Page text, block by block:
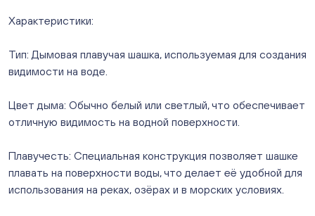
Нет в наличии
12А)
ежедневно с 10:00 до 20:00
Слава. Копейск, пр.Славы 8/1 (Копейск, пр. Славы
ежедневно с 10:00 до 20:00
Слон. Миасс, Автозаводцев (ТК Слон, г. Миасс)
Нет в наличии
Сталеваров 5(ЦВЕТЫ) (г. Челябинск, ул. Сталеваров
Характеристики:
Тип: Дымовая плавучая шашка, используемая для создания
видимости на воде.
Цвет дыма: Обычно белый или светлый, что обеспечивает
отличную видимость на водной поверхности.
Плавучесть: Специальная конструкция позволяет шашке
плавать на поверхности воды, что делает её удобной для
использования на реках, озёрах и в морских условиях.